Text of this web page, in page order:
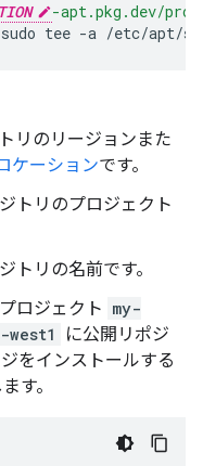
-apt.pkg.dev/
sudo tee -a
リのリージョンまた
ケーションです。
トリのプロジェクト
トリの名前です。
ロジェクト my-
west1
に公開リポジ
をインストールする
す。